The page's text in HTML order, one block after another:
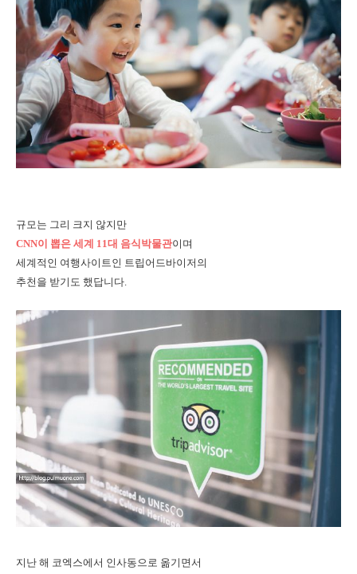
규모는 그리 크지 않지만
CNN이 뽑은 세계 11대 음식박물관이며
세계적인 여행사이트인 트립어드바이저의
추천을 받기도 했답니다.
지난 해 코엑스에서 인사동으로 옮기면서